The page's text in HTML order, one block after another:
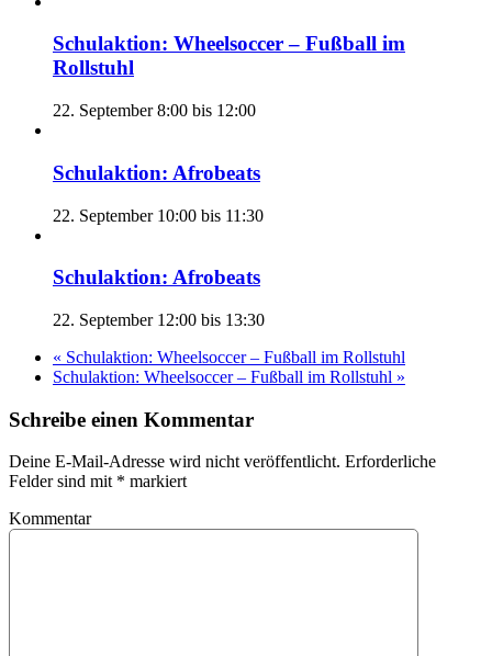
Schulaktion: Wheelsoccer – Fußball im
Rollstuhl
22. September 8:00 bis 12:00
Schulaktion: Afrobeats
22. September 10:00 bis 11:30
Schulaktion: Afrobeats
22. September 12:00 bis 13:30
« Schulaktion: Wheelsoccer – Fußball im Rollstuhl
Schulaktion: Wheelsoccer – Fußball im Rollstuhl »
Schreibe einen Kommentar
Deine E-Mail-Adresse wird nicht veröffentlicht. Erforderliche
Felder sind mit * markiert
Kommentar